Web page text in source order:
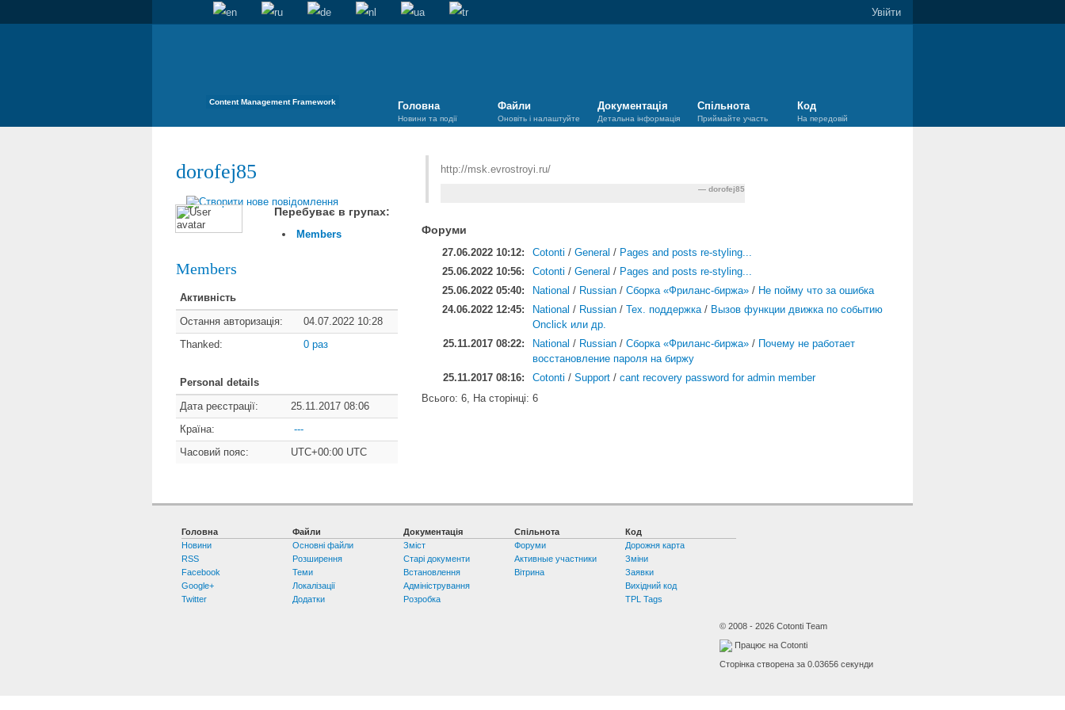
Увійти
Content Management Framework Головна
Новини та події
Файли
Оновіть і налаштуйте
Документація
Детальна інформація
Спільнота
Приймайте участь
Код
На передовій
dorofej85
Перебуває в групах:
Members
Members
Активність
Остання авторизація:
04.07.2022 10:28
Thanked:
0 раз
Personal details
Дата реєстрації:
25.11.2017 08:06
Країна:
---
Часовий пояс:
UTC+00:00 UTC
http://msk.evrostroyi.ru/
dorofej85
Форуми
27.06.2022 10:12: Cotonti / General / Pages and posts re-styling...
25.06.2022 10:56:
Cotonti / General / Pages and posts re-styling...
25.06.2022 05:40:
National / Russian / Сборка «Фриланс-биржа» / Не пойму что за ошибка
24.06.2022 12:45:
National / Russian / Тех. поддержка / Вызов функции движка по событию
Onclick или др.
25.11.2017 08:22:
National / Russian / Сборка «Фриланс-биржа» / Почему не работает
восстановление пароля на биржу
25.11.2017 08:16:
Cotonti / Support / cant recovery password for admin member
Всього: 6, На сторінці: 6
Головна
Новини
RSS
Facebook
Google+
Twitter
Файли
Основні файли
Розширення
Теми
Локалізації
Додатки
Документація
Зміст
Старі документи
Встановлення
Адміністрування
Розробка
Спільнота
Форуми
Активные участники
Вітрина
Код
Дорожня карта
Зміни
Заявки
Вихідний код
TPL Tags
© 2008 - 2026 Cotonti Team
Працює на Cotonti
Сторінка створена за 0.03656 секунди